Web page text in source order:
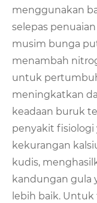
menggunakan
selepas
musim bunga
menambah
untuk
meningkatkan
keadaan buruk
penyakit fisiologi
kekurangan
kudis,
kandungan gula
lebih baik.